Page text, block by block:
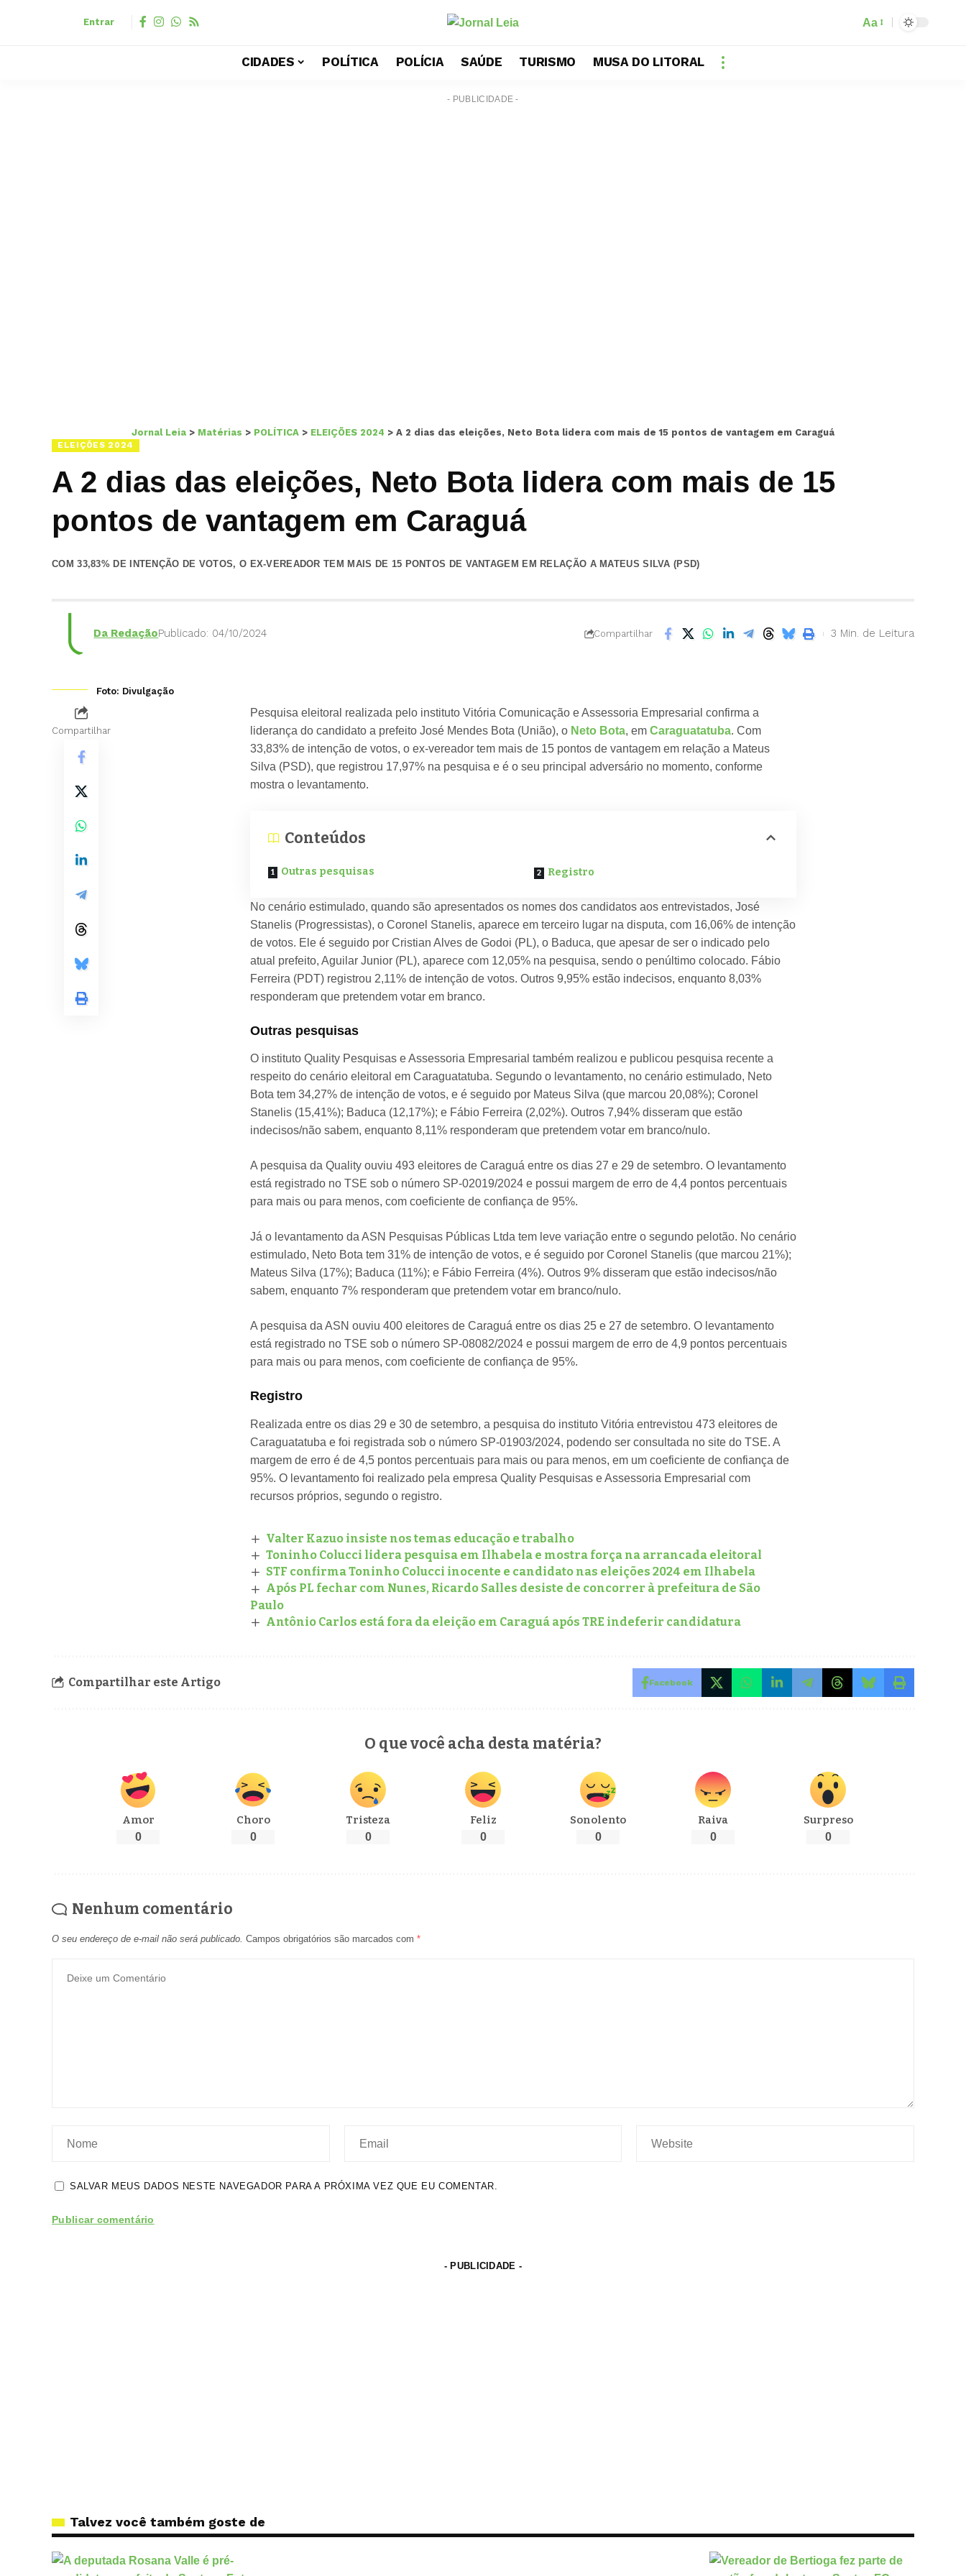
Entrar Aa
CIDADES POLÍTICA POLÍCIA SAÚDE TURISMO MUSA DO LITORAL
- PUBLICIDADE -
Jornal Leia > Matérias > POLÍTICA > ELEIÇÕES 2024 > A 2 dias das eleições, Neto Bota lidera com mais de 15 pontos de vantagem em Caraguá
ELEIÇÕES 2024
A 2 dias das eleições, Neto Bota lidera com mais de 15
pontos de vantagem em Caraguá
COM 33,83% DE INTENÇÃO DE VOTOS, O EX-VEREADOR TEM MAIS DE 15 PONTOS DE VANTAGEM EM RELAÇÃO A MATEUS SILVA (PSD)
Da RedaçãoPublicado: 04/10/2024 Compartilhar 3 Min. de Leitura
Foto: Divulgação
Compartilhar
Pesquisa eleitoral realizada pelo instituto Vitória Comunicação e Assessoria Empresarial confirma a
liderança do candidato a prefeito José Mendes Bota (União), o Neto Bota, em Caraguatatuba. Com
33,83% de intenção de votos, o ex-vereador tem mais de 15 pontos de vantagem em relação a Mateus
Silva (PSD), que registrou 17,97% na pesquisa e é o seu principal adversário no momento, conforme
mostra o levantamento.
Conteúdos
Outras pesquisas Registro
No cenário estimulado, quando são apresentados os nomes dos candidatos aos entrevistados, José
Stanelis (Progressistas), o Coronel Stanelis, aparece em terceiro lugar na disputa, com 16,06% de intenção
de votos. Ele é seguido por Cristian Alves de Godoi (PL), o Baduca, que apesar de ser o indicado pelo
atual prefeito, Aguilar Junior (PL), aparece com 12,05% na pesquisa, sendo o penúltimo colocado. Fábio
Ferreira (PDT) registrou 2,11% de intenção de votos. Outros 9,95% estão indecisos, enquanto 8,03%
responderam que pretendem votar em branco.
Outras pesquisas
O instituto Quality Pesquisas e Assessoria Empresarial também realizou e publicou pesquisa recente a
respeito do cenário eleitoral em Caraguatatuba. Segundo o levantamento, no cenário estimulado, Neto
Bota tem 34,27% de intenção de votos, e é seguido por Mateus Silva (que marcou 20,08%); Coronel
Stanelis (15,41%); Baduca (12,17%); e Fábio Ferreira (2,02%). Outros 7,94% disseram que estão
indecisos/não sabem, enquanto 8,11% responderam que pretendem votar em branco/nulo.
A pesquisa da Quality ouviu 493 eleitores de Caraguá entre os dias 27 e 29 de setembro. O levantamento
está registrado no TSE sob o número SP-02019/2024 e possui margem de erro de 4,4 pontos percentuais
para mais ou para menos, com coeficiente de confiança de 95%.
Já o levantamento da ASN Pesquisas Públicas Ltda tem leve variação entre o segundo pelotão. No cenário
estimulado, Neto Bota tem 31% de intenção de votos, e é seguido por Coronel Stanelis (que marcou 21%);
Mateus Silva (17%); Baduca (11%); e Fábio Ferreira (4%). Outros 9% disseram que estão indecisos/não
sabem, enquanto 7% responderam que pretendem votar em branco/nulo.
A pesquisa da ASN ouviu 400 eleitores de Caraguá entre os dias 25 e 27 de setembro. O levantamento
está registrado no TSE sob o número SP-08082/2024 e possui margem de erro de 4,9 pontos percentuais
para mais ou para menos, com coeficiente de confiança de 95%.
Registro
Realizada entre os dias 29 e 30 de setembro, a pesquisa do instituto Vitória entrevistou 473 eleitores de
Caraguatatuba e foi registrada sob o número SP-01903/2024, podendo ser consultada no site do TSE. A
margem de erro é de 4,5 pontos percentuais para mais ou para menos, em um coeficiente de confiança de
95%. O levantamento foi realizado pela empresa Quality Pesquisas e Assessoria Empresarial com
recursos próprios, segundo o registro.
Valter Kazuo insiste nos temas educação e trabalho
Toninho Colucci lidera pesquisa em Ilhabela e mostra força na arrancada eleitoral
STF confirma Toninho Colucci inocente e candidato nas eleições 2024 em Ilhabela
Após PL fechar com Nunes, Ricardo Salles desiste de concorrer à prefeitura de São
Paulo
Antônio Carlos está fora da eleição em Caraguá após TRE indeferir candidatura
Compartilhar este Artigo Facebook
O que você acha desta matéria?
Amor
0
Choro
0
Tristeza
0
Feliz
0
Sonolento
0
Raiva
0
Surpreso
0
Nenhum comentário
O seu endereço de e-mail não será publicado. Campos obrigatórios são marcados com *
SALVAR MEUS DADOS NESTE NAVEGADOR PARA A PRÓXIMA VEZ QUE EU COMENTAR.
- PUBLICIDADE -
Talvez você também goste de